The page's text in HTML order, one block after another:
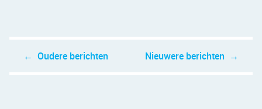
Berichtennavigatie
Oudere berichten Nieuwere berichten